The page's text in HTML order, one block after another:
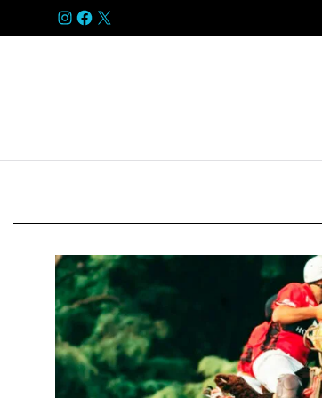
INSTAGRAM
FACEBOOK
X